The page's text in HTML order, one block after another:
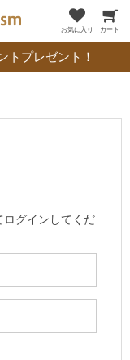
お気に入り カート
トプレゼント！
ログインしてくだ